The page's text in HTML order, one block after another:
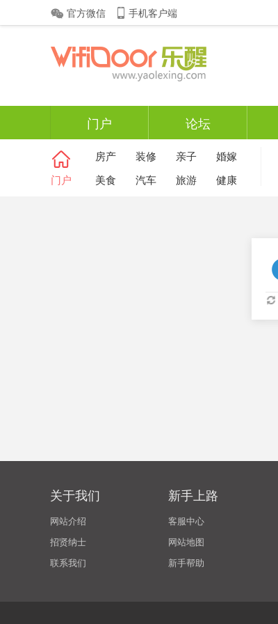
官方微信 手机客户端
门户 论坛
门户
房产 装修 亲子
婚嫁
美食
汽车 旅游 健康
关于我们
网站介绍
招贤纳士
联系我们
新手上路
客服中心
网站地图
新手帮助